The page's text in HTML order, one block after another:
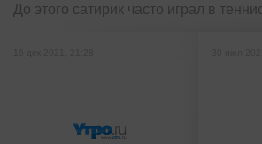
До этого сатирик часто играл в